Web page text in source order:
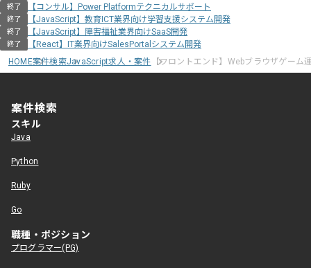
終了 【コンサル】Power Platformテクニカルサポート
終了 【JavaScript】教育ICT業界向け学習支援システム開発
終了 【JavaScript】障害福祉業界向けSaaS開発
終了
【React】IT業界向けSalesPortalシステム開発
HOME案件検索JavaScript求人・案件 【フロントエンド】Webブラウザゲーム
案件検索
スキル
Java
Python
Ruby
Go
職種・ポジション
プログラマー(PG)